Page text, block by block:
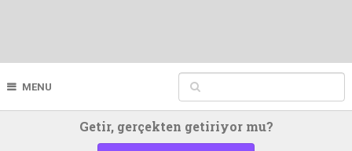
MENU
Getir, gerçekten getiriyor mu?